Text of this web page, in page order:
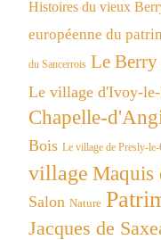
Histoires du vieux
européenne du
du Sancerrois Le
Le village d'Ivoy-
Chapelle-
Bois Le village de Presly-
village
Salon Nature
Jacques de